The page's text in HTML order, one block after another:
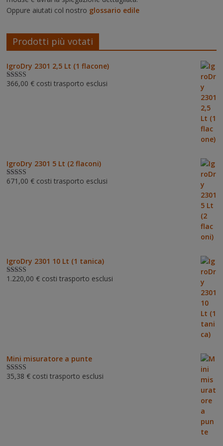
Oppure aiutati col nostro glossario edile
Prodotti più votati
IgroDry 2301 2,5 Lt (1 flacone)
Valutato5.00
366,00 € costi trasporto esclusi
IgroDry 2301 5 Lt (2 flaconi)
Valutato5.00
671,00 € costi trasporto esclusi
IgroDry 2301 10 Lt (1 tanica)
Valutato5.00
1.220,00 € costi trasporto esclusi
Mini misuratore a punte
Valutat
35,38 € costi trasporto esclusi